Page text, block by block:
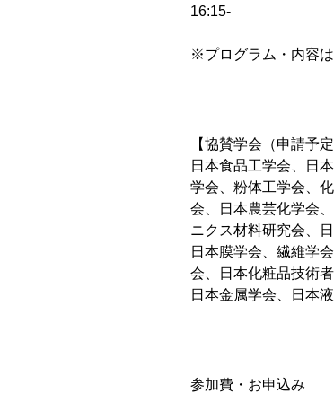
16:15- 質
※プログラム・内容は
【協賛学会（申請予
日本食品工学会、日
学会、粉体工学会、
会、日本農芸化学会
ニクス材料研究会、
日本膜学会、繊維学
会、日本化粧品技術
日本金属学会、日本
参加費・お申込み